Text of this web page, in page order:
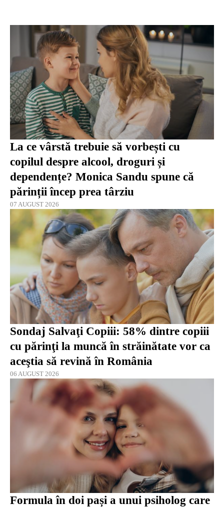
La ce vârstă trebuie să vorbești cu
copilul despre alcool, droguri și
dependențe? Monica Sandu spune că
părinții încep prea târziu
07 AUGUST 2026
Sondaj Salvaţi Copiii: 58% dintre copiii
cu părinţi la muncă în străinătate vor ca
aceştia să revină în România
06 AUGUST 2026
Formula în doi pași a unui psiholog care